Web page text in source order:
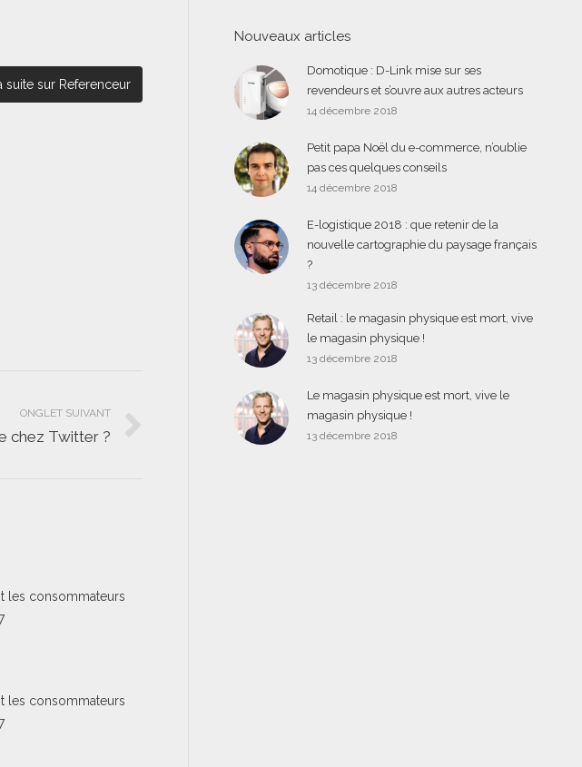
suite sur Referenceur
ONGLET SUIVANT
chez Twitter ?
les consommateurs
les consommateurs
Nouveaux articles
Domotique : D-Link mise sur ses
revendeurs et s’ouvre aux autres acteurs
14 décembre 2018
Petit papa Noël du e-commerce, n’oublie
pas ces quelques conseils
14 décembre 2018
E-logistique 2018 : que retenir de la
nouvelle cartographie du paysage français
?
13 décembre 2018
Retail : le magasin physique est mort, vive
le magasin physique !
13 décembre 2018
Le magasin physique est mort, vive le
magasin physique !
13 décembre 2018